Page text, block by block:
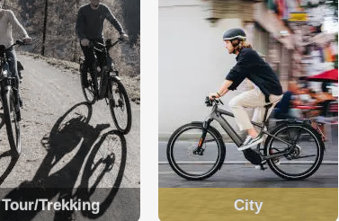
Tour/Trekking City